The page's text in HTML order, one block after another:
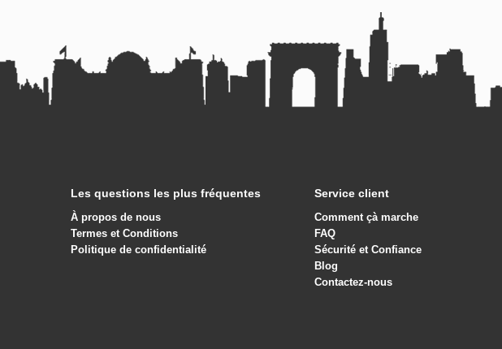
Les questions les plus fréquentes
À propos de nous
Termes et Conditions
Politique de confidentialité
Service client
Comment çà marche
FAQ
Sécurité et Confiance
Blog
Contactez-nous